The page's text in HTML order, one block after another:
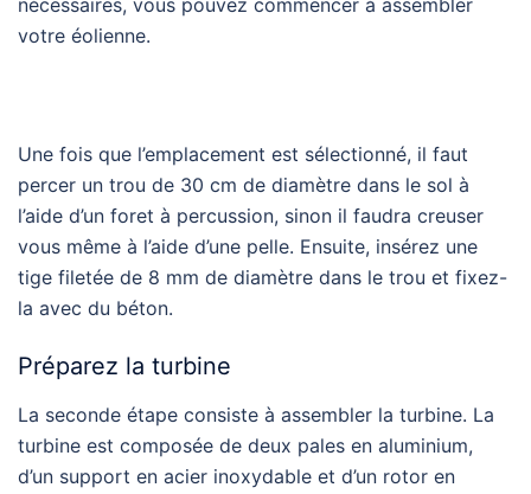
nécessaires, vous pouvez commencer à assembler
votre éolienne.
Une fois que l’emplacement est sélectionné, il faut
percer un trou de 30 cm de diamètre dans le sol à
l’aide d’un foret à percussion, sinon il faudra creuser
vous même à l’aide d’une pelle. Ensuite, insérez une
tige filetée de 8 mm de diamètre dans le trou et fixez-
la avec du béton.
Préparez la turbine
La seconde étape consiste à assembler la turbine. La
turbine est composée de deux pales en aluminium,
d’un support en acier inoxydable et d’un rotor en